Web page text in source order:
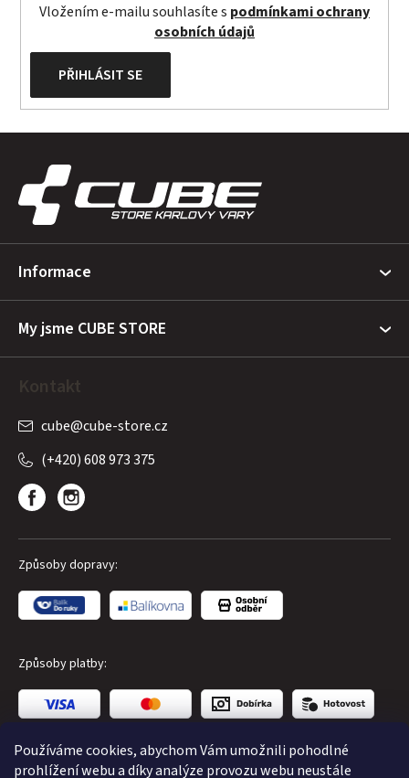
Používáme cookies, abychom Vám umožnili pohodlné
prohlížení webu a díky analýze provozu webu neustále
Vložením e-mailu souhlasíte s podmínkami ochrany
osobních údajů
PŘIHLÁSIT SE
Informace
My jsme CUBE STORE
Kontakt
cube@cube-store.cz
(+420) 608 973 375
Způsoby dopravy:
Způsoby platby: